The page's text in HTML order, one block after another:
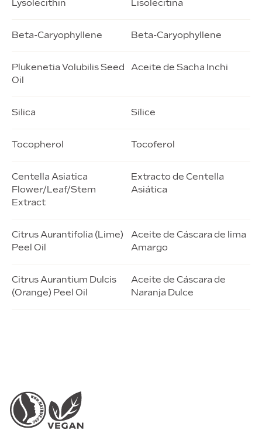
Beta-Caryophyllene Beta-Caryophyllene
Lysolecithin Lisolecitina
Plukenetia Volubilis Seed
Oil
Aceite de Sacha Inchi
Silica Sílice
Citrus Aurantifolia (Lime)
Peel Oil
Aceite de Cáscara de lima
Amargo
Tocopherol Tocoferol
Citrus Aurantium Dulcis
(Orange) Peel Oil
Aceite de Cáscara de
Naranja Dulce
Centella Asiatica
Flower/Leaf/Stem
Extract
Extracto de Centella
Asiática